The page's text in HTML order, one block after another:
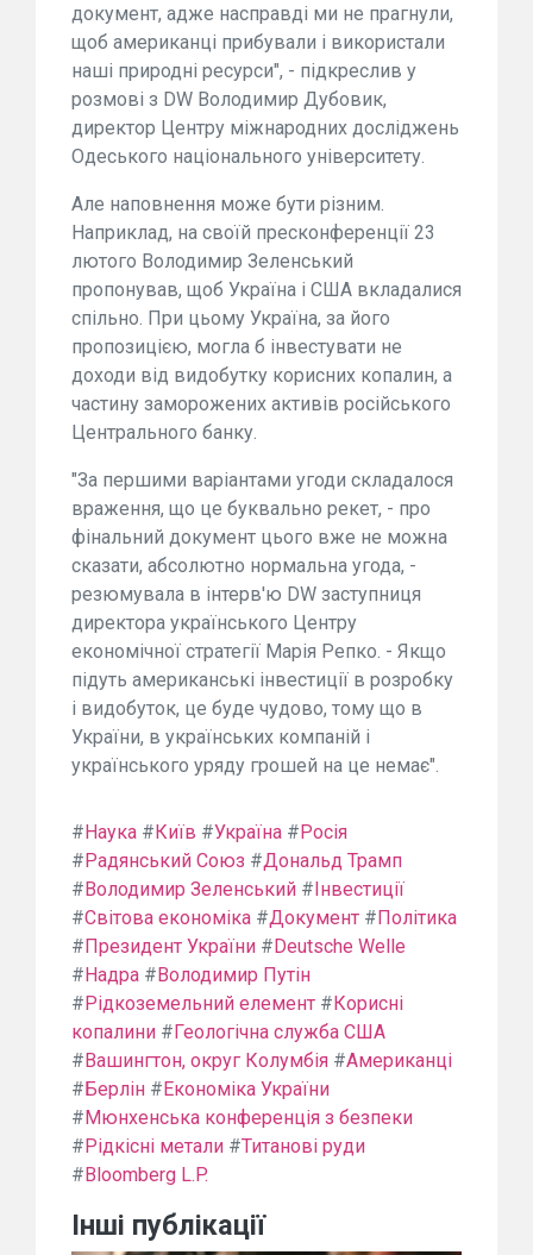
документ, адже насправді ми не прагнули,
щоб американці прибували і використали
наші природні ресурси", - підкреслив у
розмові з DW Володимир Дубовик,
директор Центру міжнародних досліджень
Одеського національного університету.
Але наповнення може бути різним.
Наприклад, на своїй пресконференції 23
лютого Володимир Зеленський
пропонував, щоб Україна і США вкладалися
спільно. При цьому Україна, за його
пропозицією, могла б інвестувати не
доходи від видобутку корисних копалин, а
частину заморожених активів російського
Центрального банку.
"За першими варіантами угоди складалося
враження, що це буквально рекет, - про
фінальний документ цього вже не можна
сказати, абсолютно нормальна угода, -
резюмувала в інтерв'ю DW заступниця
директора українського Центру
економічної стратегії Марія Репко. - Якщо
підуть американські інвестиції в розробку
і видобуток, це буде чудово, тому що в
України, в українських компаній і
українського уряду грошей на це немає".
#Наука #Київ #Україна #Росія
#Радянський Союз #Дональд Трамп
#Володимир Зеленський #Інвестиції
#Світова економіка #Документ #Політика
#Президент України #Deutsche Welle
#Надра #Володимир Путін
#Рідкоземельний елемент #Корисні
копалини #Геологічна служба США
#Вашингтон, округ Колумбія #Американці
#Берлін #Економіка України
#Мюнхенська конференція з безпеки
#Рідкісні метали #Титанові руди
#Bloomberg L.P.
Інші публікації